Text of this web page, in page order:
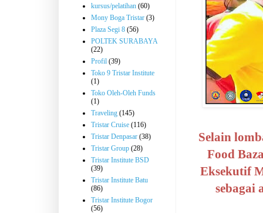
Selain
Food
Eksekutif
sebagai
kursus/pelatihan (60)
Mony Boga Tristar (3)
Plaza Segi 8 (56)
POLTEK SURABAYA
(22)
Profil (39)
Toko 9 Tristar Institute
(1)
Toko Oleh-Oleh Funds
(1)
Traveling (145)
Tristar Cruise (116)
Tristar Denpasar (38)
Tristar Group (28)
Tristar Institute BSD
(39)
Tristar Institute Batu
(86)
Tristar Institute Bogor
(56)